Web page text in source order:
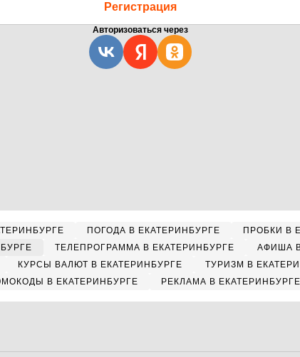
Регистрация
Авторизоваться через
ПОГОДА В ЕКАТЕРИНБУРГЕ
ПРОБКИ В
ТЕЛЕПРОГРАММА В ЕКАТЕРИНБУРГЕ
АФИША
КУРСЫ ВАЛЮТ В ЕКАТЕРИНБУРГЕ
ТУРИЗМ В
В ЕКАТЕРИНБУРГЕ
РЕКЛАМА В ЕКАТЕРИНБУРГЕ